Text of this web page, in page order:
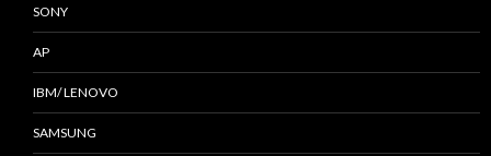
SONY
AP
IBM/ LENOVO
SAMSUNG